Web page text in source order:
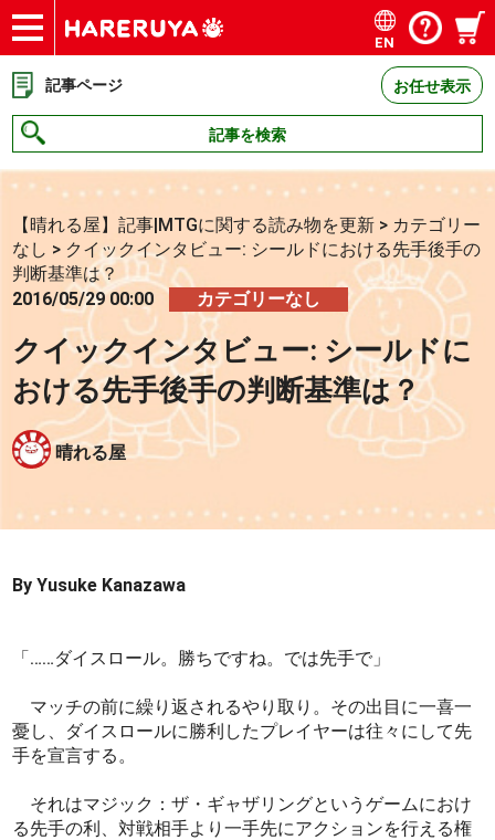
ショップ
買取
記事
デッキ検索
デッキ構築
選手一覧
店舗一覧
イベント
お問い合わせ
EN
記事ページ お任せ表示
記事を検索
【晴れる屋】記事|MTGに関する読み物を更新 > カテゴリー
なし > クイックインタビュー: シールドにおける先手後手の
判断基準は？
2016/05/29 00:00
カテゴリーなし
クイックインタビュー: シールドに
おける先手後手の判断基準は？
晴れる屋
By Yusuke Kanazawa
「……ダイスロール。勝ちですね。では先手で」
マッチの前に繰り返されるやり取り。その出目に一喜一
憂し、ダイスロールに勝利したプレイヤーは往々にして先
手を宣言する。
それはマジック：ザ・ギャザリングというゲームにおけ
る先手の利、対戦相手より一手先にアクションを行える権